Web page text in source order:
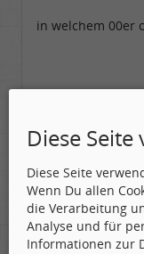
in welchem 00er
Produzent
Herkunft:
Beiträge:
14322
Dabei seit:
08 / 2009
Zitat
Diese
Diese Seite
Wenn Du allen
die Verarbeitung
Analyse und für
Informationen zur